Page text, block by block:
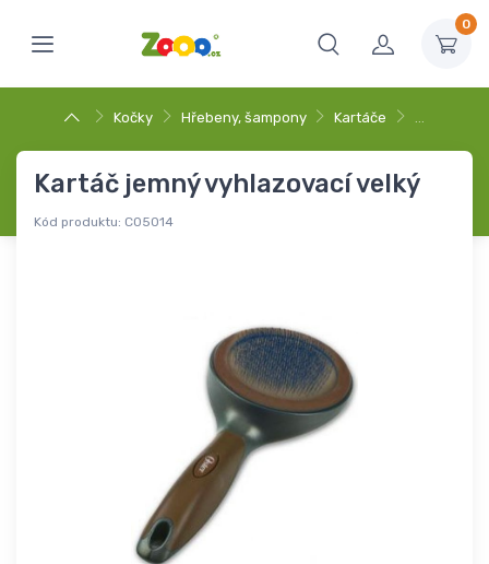
0
Kočky Hřebeny, šampony Kartáče …
Kartáč jemný vyhlazovací velký
Kód produktu: C05014